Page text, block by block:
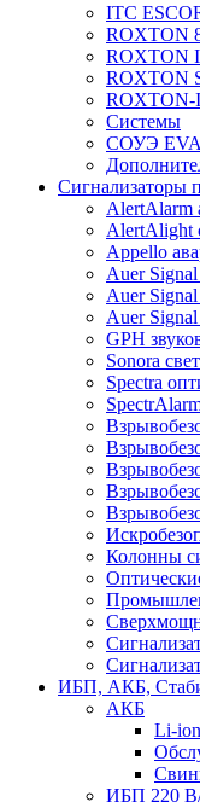
ITC
ROXTON
ROXTON
ROXTON
ROXTON-
Системы
СОУЭ
Сигнализаторы
AlertAlarm
AlertAlight
Appello
Auer
Auer
Auer
GPH
Sonora
Spectra
Колонны
ИБП, АКБ,
АКБ
Li-
ИБП 220